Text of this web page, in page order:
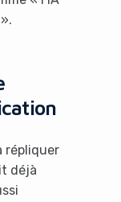
répliquer
déjà